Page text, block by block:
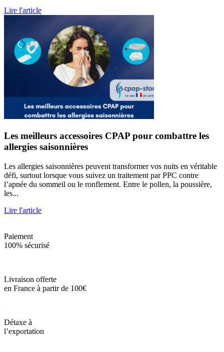
Lire l'article
Les meilleurs accessoires CPAP pour combattre les
allergies saisonnières
Les allergies saisonnières peuvent transformer vos nuits en véritable
défi, surtout lorsque vous suivez un traitement par PPC contre
l’apnée du sommeil ou le ronflement. Entre le pollen, la poussière,
les...
Lire l'article
Paiement
100% sécurisé
Livraison offerte
en France à partir de 100€
Détaxe à
l’exportation